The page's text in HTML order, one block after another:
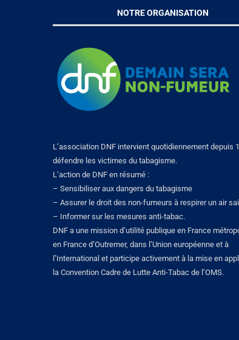
NOTRE ORGANISATION
L’association DNF intervient quotidiennement depuis
défendre les victimes du tabagisme.
L’action de DNF en résumé :
– Sensibiliser aux dangers du tabagisme
– Assurer le droit des non-fumeurs à respirer un air
– Informer sur les mesures anti-tabac.
DNF a une mission d’utilité publique en France
en France d’Outremer, dans l’Union européenne et à
l’International et participe activement à la mise en
la Convention Cadre de Lutte Anti-Tabac de l’OMS.